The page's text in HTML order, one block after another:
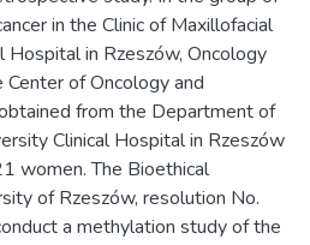
in the Clinic of Maxillofacial
Hospital in Rzeszów, Oncology
of Oncology and
from the Department of
Clinical Hospital in Rzeszów
women. The Bioethical
of Rzeszów, resolution No.
a methylation study of the